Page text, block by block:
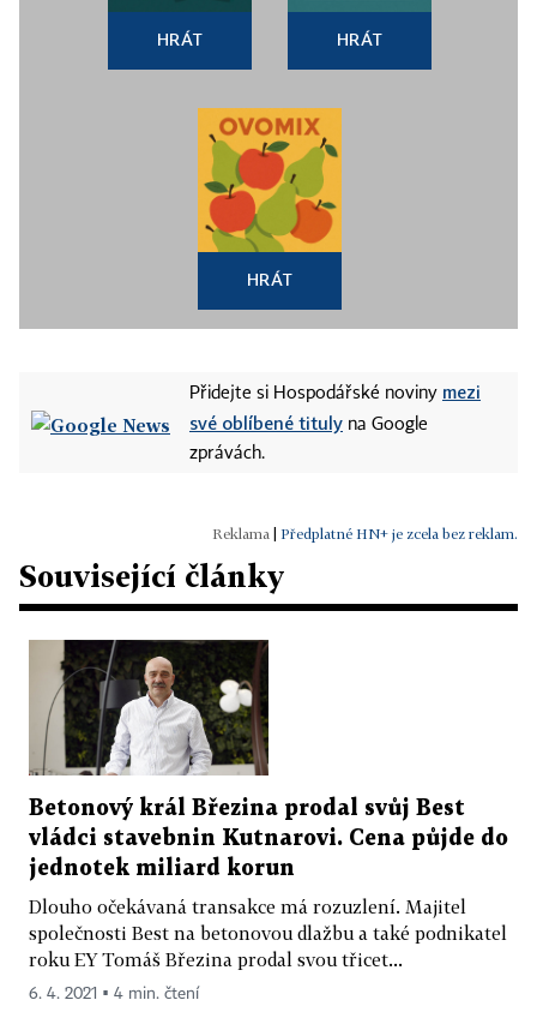
HRÁT HRÁT
HRÁT
Přidejte si Hospodářské noviny mezi
své oblíbené tituly na Google
zprávách.
Předplatné HN+ je zcela bez reklam.
Související články
Betonový král Březina prodal svůj Best
vládci stavebnin Kutnarovi. Cena půjde do
jednotek miliard korun
Dlouho očekávaná transakce má rozuzlení. Majitel
společnosti Best na betonovou dlažbu a také podnikatel
roku EY Tomáš Březina prodal svou třicet...
6. 4. 2021 ▪ 4 min. čtení